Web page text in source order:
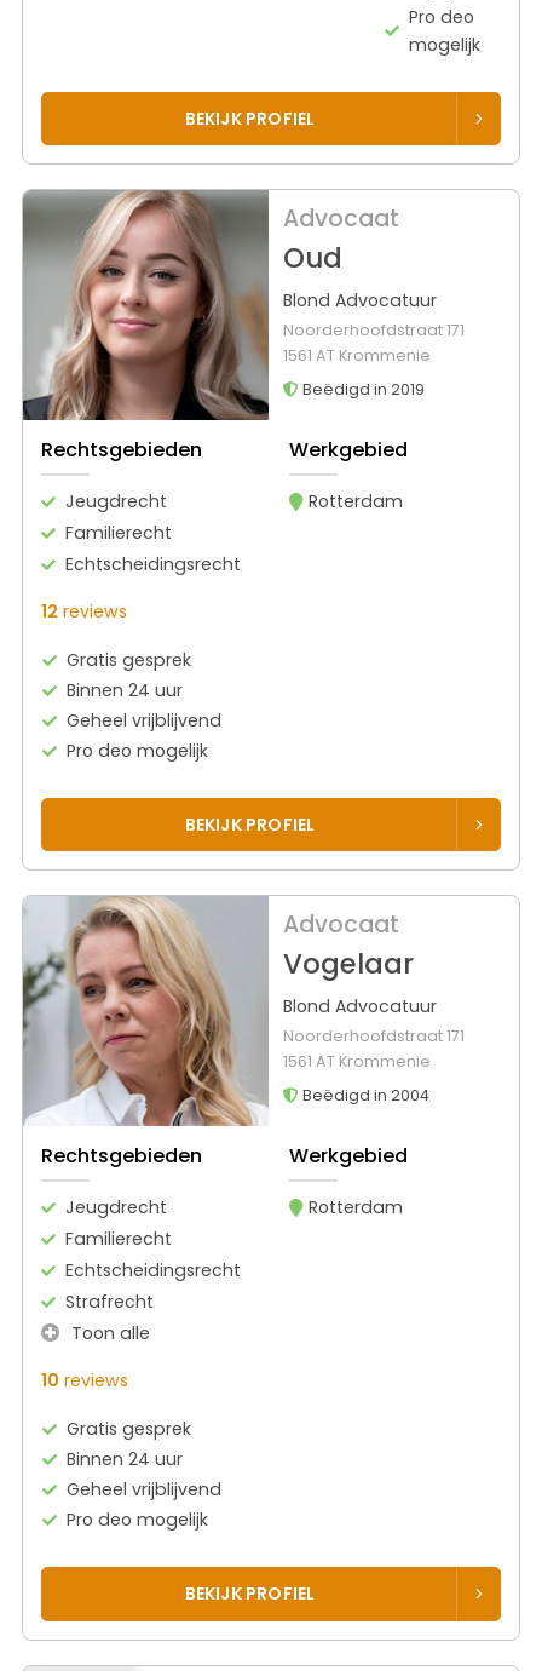
Pro deo
mogelijk
BEKIJK PROFIEL
Advocaat
Oud
Blond Advocatuur
Noorderhoofdstraat 171
1561 AT Krommenie
Beëdigd in 2019
Rechtsgebieden
Jeugdrecht
Familierecht
Echtscheidingsrecht
Werkgebied
Rotterdam
12 reviews
Gratis gesprek
Binnen 24 uur
Geheel vrijblijvend
Pro deo mogelijk
BEKIJK PROFIEL
Advocaat
Vogelaar
Blond Advocatuur
Noorderhoofdstraat 171
1561 AT Krommenie
Beëdigd in 2004
Rechtsgebieden
Jeugdrecht
Familierecht
Echtscheidingsrecht
Strafrecht
Toon alle
Werkgebied
Rotterdam
10 reviews
Gratis gesprek
Binnen 24 uur
Geheel vrijblijvend
Pro deo mogelijk
BEKIJK PROFIEL